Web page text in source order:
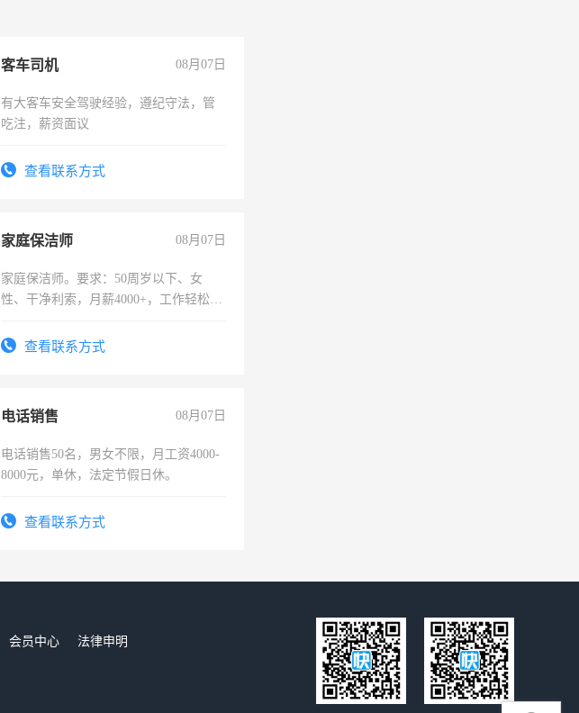
客车司机 08月07日
有大客车安全驾驶经验，遵纪守法，管
吃注，薪资面议
查看联系方式
家庭保洁师 08月07日
家庭保洁师。要求：50周岁以下、女
性、干净利索，月薪4000+，工作轻松，
太太等。查看联系方式
电话销售 08月07日
电话销售50名，男女不限，月工资4000-
8000元，单休，法定节假日休。
查看联系方式
会员中心
法律申明